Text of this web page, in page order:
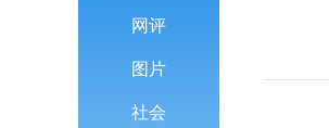
网评
图片
社会